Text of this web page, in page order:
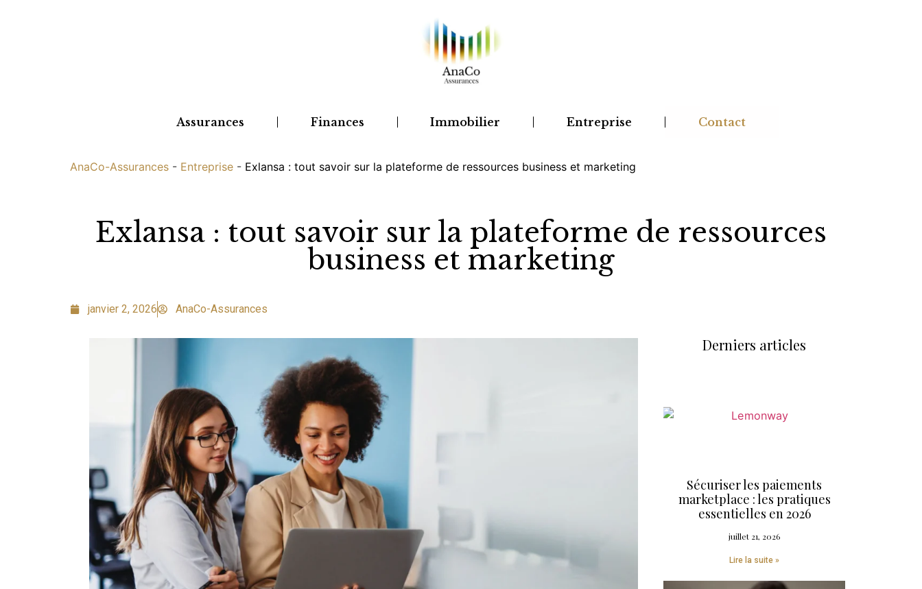
Assurances Finances Immobilier Entreprise Contact
AnaCo-Assurances - Entreprise - Exlansa : tout savoir sur la plateforme de ressources business et marketing
Exlansa : tout savoir sur la plateforme de ressources
business et marketing
janvier 2, 2026 AnaCo-Assurances
Derniers articles
Sécuriser les paiements
marketplace : les pratiques
essentielles en 2026
juillet 21, 2026
Lire la suite »